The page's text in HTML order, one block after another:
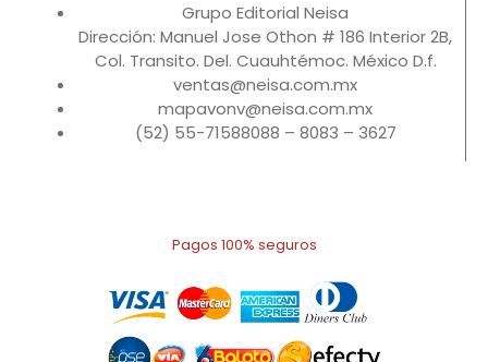
Grupo Editorial Neisa
Dirección: Manuel Jose Othon # 186 Interior 2B,
Col. Transito. Del. Cuauhtémoc. México D.f.
ventas@neisa.com.mx
mapavonv@neisa.com.mx
(52) 55-71588088 – 8083 – 3627
Pagos 100% seguros